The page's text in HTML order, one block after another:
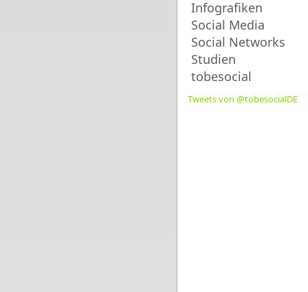
Infografiken
Social Media
Social Networks
Studien
tobesocial
Tweets von @tobesocialDE